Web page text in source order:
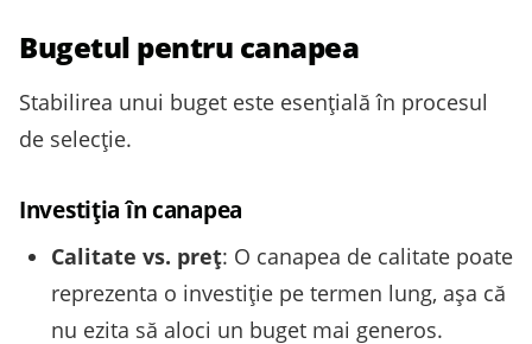
Bugetul pentru canapea
Stabilirea unui buget este esențială în procesul
de selecție.
Investiția în canapea
Calitate vs. preț: O canapea de calitate poate
reprezenta o investiție pe termen lung, așa că
nu ezita să aloci un buget mai generos.